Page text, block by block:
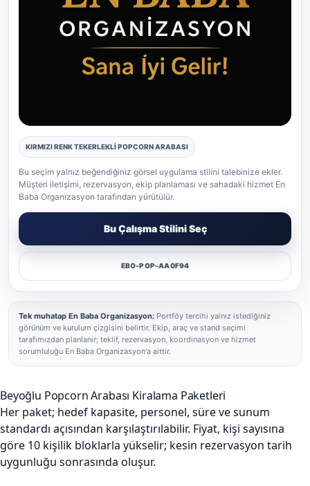
KIRMIZI RENK TEKERLEKLİ POPCORN ARABASI
Bu seçim yalnız beğendiğiniz görsel uygulama stilini talebinize ekler.
Müşteri iletişimi, rezervasyon, ekip planlaması ve sahadaki hizmet En
Baba Organizasyon tarafından yürütülür.
Bu Çalışma Stilini Seç
EBO-POP-AA0F94
Tek muhatap En Baba Organizasyon: Portföy tercihi yalnız istediğiniz
görünüm ve kurulum çizgisini belirtir. Ekip, araç ve stand seçimi
tarafımızdan planlanır; teklif, rezervasyon, koordinasyon ve hizmet
sorumluluğu En Baba Organizasyon'a aittir.
Beyoğlu Popcorn Arabası Kiralama Paketleri
Her paket; hedef kapasite, personel, süre ve sunum
standardı açısından karşılaştırılabilir. Fiyat, kişi sayısına
göre 10 kişilik bloklarla yükselir; kesin rezervasyon tarih
uygunluğu sonrasında oluşur.